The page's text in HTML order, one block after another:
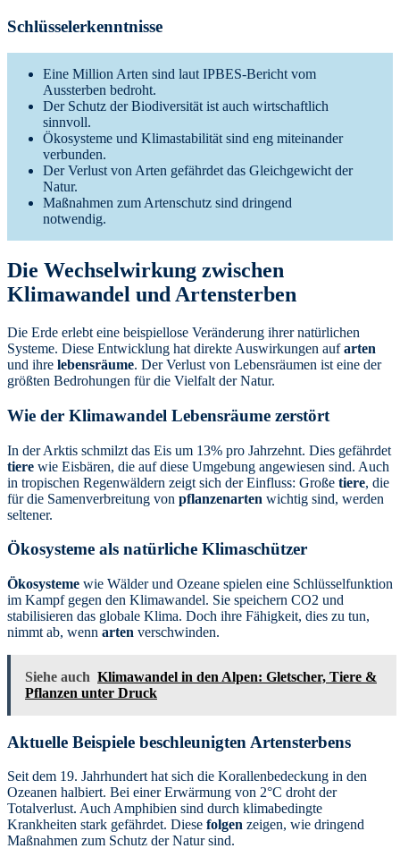
Schlüsselerkenntnisse
Eine Million Arten sind laut IPBES-Bericht vom
Aussterben bedroht.
Der Schutz der Biodiversität ist auch wirtschaftlich
sinnvoll.
Ökosysteme und Klimastabilität sind eng miteinander
verbunden.
Der Verlust von Arten gefährdet das Gleichgewicht der
Natur.
Maßnahmen zum Artenschutz sind dringend
notwendig.
Die Wechselwirkung zwischen
Klimawandel und Artensterben
Die Erde erlebt eine beispiellose Veränderung ihrer natürlichen
Systeme. Diese Entwicklung hat direkte Auswirkungen aufarten
und ihre lebensräume. Der Verlust von Lebensräumen ist eine der
größten Bedrohungen für die Vielfalt der Natur.
Wie der Klimawandel Lebensräume zerstört
In der Arktis schmilzt das Eis um 13% pro Jahrzehnt. Dies gefährdet
tiere wie Eisbären, die auf diese Umgebung angewiesen sind. Auch
in tropischen Regenwäldern zeigt sich der Einfluss: Große tiere, die
für die Samenverbreitung von pflanzenarten wichtig sind, werden
seltener.
Ökosysteme als natürliche Klimaschützer
Ökosysteme wie Wälder und Ozeane spielen eine Schlüsselfunktion
im Kampf gegen den Klimawandel. Sie speichern CO2 und
stabilisieren das globale Klima. Doch ihre Fähigkeit, dies zu tun,
nimmt ab, wenn arten verschwinden.
Siehe auch Klimawandel in den Alpen: Gletscher, Tiere &
Pflanzen unter Druck
Aktuelle Beispiele beschleunigten Artensterbens
Seit dem 19. Jahrhundert hat sich die Korallenbedeckung in den
Ozeanen halbiert. Bei einer Erwärmung von 2°C droht der
Totalverlust. Auch Amphibien sind durch klimabedingte
Krankheiten stark gefährdet. Diese folgen zeigen, wie dringend
Maßnahmen zum Schutz der Natur sind.